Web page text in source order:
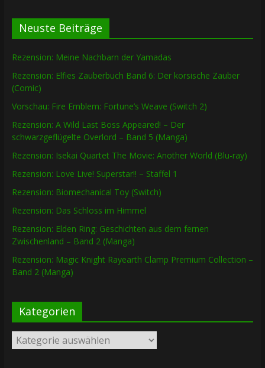
Neuste Beiträge
Rezension: Meine Nachbarn der Yamadas
Rezension: Elfies Zauberbuch Band 6: Der korsische Zauber
(Comic)
Vorschau: Fire Emblem: Fortune’s Weave (Switch 2)
Rezension: A Wild Last Boss Appeared! – Der
schwarzgeflügelte Overlord – Band 5 (Manga)
Rezension: Isekai Quartet The Movie: Another World (Blu-ray)
Rezension: Love Live! Superstar!! – Staffel 1
Rezension: Biomechanical Toy (Switch)
Rezension: Das Schloss im Himmel
Rezension: Elden Ring: Geschichten aus dem fernen
Zwischenland – Band 2 (Manga)
Rezension: Magic Knight Rayearth Clamp Premium Collection –
Band 2 (Manga)
Kategorien
Kategorien